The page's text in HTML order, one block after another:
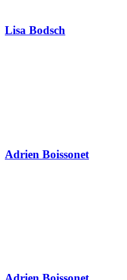
Lisa Bodsch
Adrien Boissonet